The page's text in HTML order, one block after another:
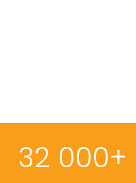
32 000+